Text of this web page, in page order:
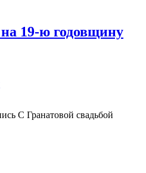
19-ю годовщину